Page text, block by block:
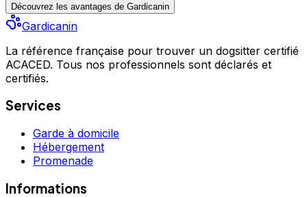
Découvrez les avantages de Gardicanin
Gardicanin
La référence française pour trouver un dogsitter certifié
ACACED. Tous nos professionnels sont déclarés et
certifiés.
Services
Garde à domicile
Hébergement
Promenade
Informations